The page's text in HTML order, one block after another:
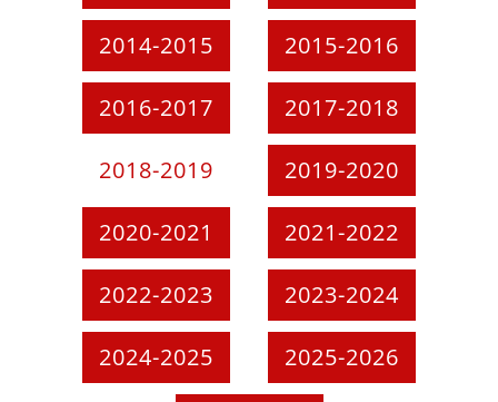
2014-2015 2015-2016
2016-2017 2017-2018
2018-2019 2019-2020
2020-2021 2021-2022
2022-2023 2023-2024
2024-2025 2025-2026